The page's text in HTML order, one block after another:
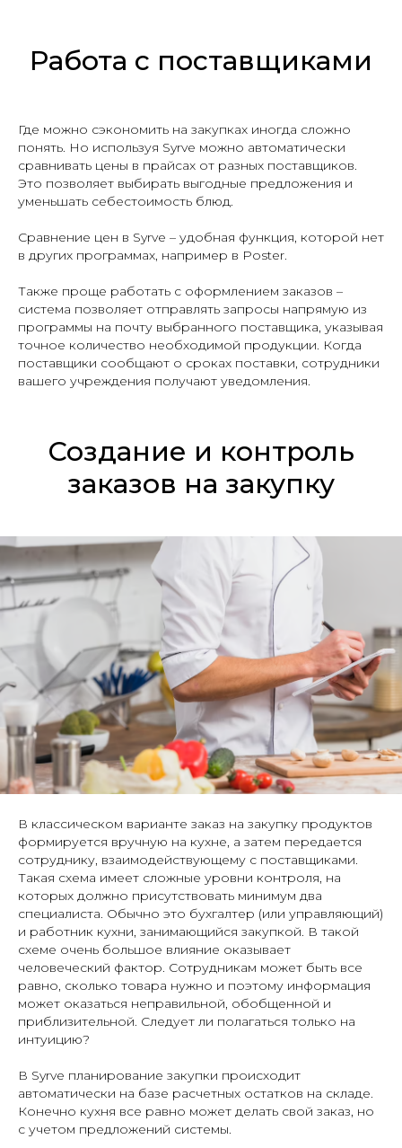
Работа с поставщиками
Где можно сэкономить на закупках иногда сложно
понять. Но используя Syrve можно автоматически
сравнивать цены в прайсах от разных поставщиков.
Это позволяет выбирать выгодные предложения и
уменьшать себестоимость блюд.
Сравнение цен в Syrve – удобная функция, которой нет
в других программах, например в Poster.
Также проще работать с оформлением заказов –
система позволяет отправлять запросы напрямую из
программы на почту выбранного поставщика, указывая
точное количество необходимой продукции. Когда
поставщики сообщают о сроках поставки, сотрудники
вашего учреждения получают уведомления.
Создание и контроль
заказов на закупку
В классическом варианте заказ на закупку продуктов
формируется вручную на кухне, а затем передается
сотруднику, взаимодействующему с поставщиками.
Такая схема имеет сложные уровни контроля, на
которых должно присутствовать минимум два
специалиста. Обычно это бухгалтер (или управляющий)
и работник кухни, занимающийся закупкой. В такой
схеме очень большое влияние оказывает
человеческий фактор. Сотрудникам может быть все
равно, сколько товара нужно и поэтому информация
может оказаться неправильной, обобщенной и
приблизительной. Следует ли полагаться только на
интуицию?
В Syrve планирование закупки происходит
автоматически на базе расчетных остатков на складе.
Конечно кухня все равно может делать свой заказ, но
с учетом предложений системы.